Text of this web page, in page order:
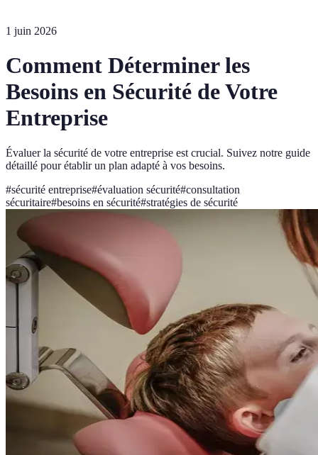
1 juin 2026
Comment Déterminer les
Besoins en Sécurité de Votre
Entreprise
Évaluer la sécurité de votre entreprise est crucial. Suivez notre guide
détaillé pour établir un plan adapté à vos besoins.
#sécurité entreprise#évaluation sécurité#consultation
sécuritaire#besoins en sécurité#stratégies de sécurité